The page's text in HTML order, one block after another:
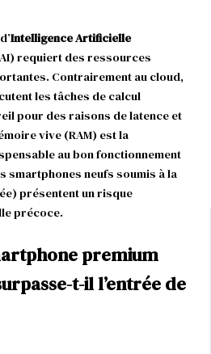
Intelligence Artificielle
requiert des ressources
Contrairement au cloud,
les tâches de calcul
pour des raisons de latence et
vive (RAM) est la
au bon fonctionnement
smartphones neufs soumis à la
présentent un risque
précoce.
premium
t-il l’entrée de